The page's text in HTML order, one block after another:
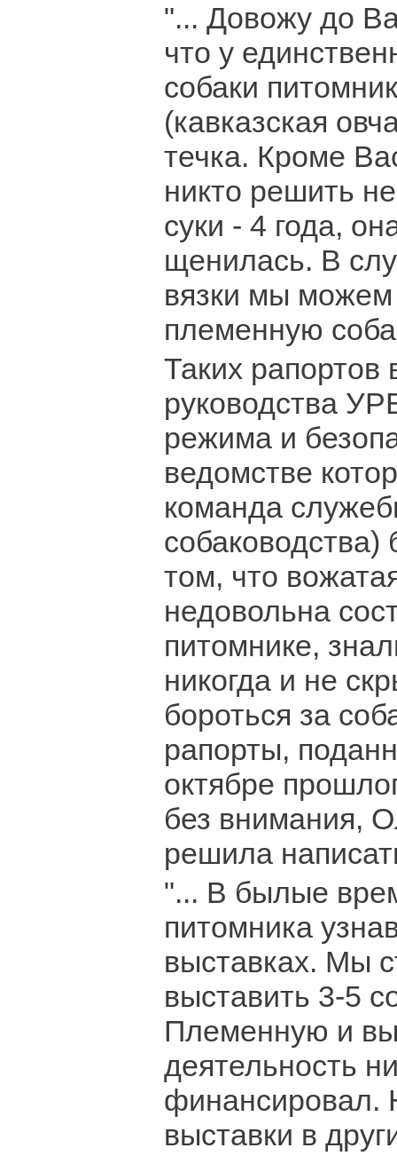
"... Довожу до
что у
собаки
(кавказская
течка. Кроме
никто решить
суки - 4 года,
щенилась. В
вязки мы можем
племенную
Таких рапортов
руководства
режима и
ведомстве
команда
том, что
недовольна
питомнике,
никогда и не
бороться за
рапорты,
октябре
без внимания,
решила
"... В былые
питомника
выставках. Мы
выставить 3-5
Племенную и
деятельность
финансировал.
выставки в